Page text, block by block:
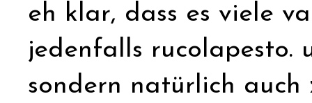
eh klar, dass es viele
jedenfalls rucolapesto.
sondern natürlich auch